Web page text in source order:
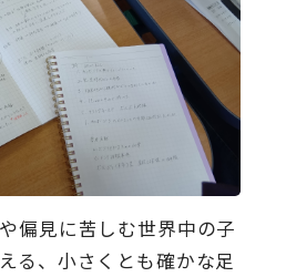
偏見に苦しむ世界中の子
る、小さくとも確かな足